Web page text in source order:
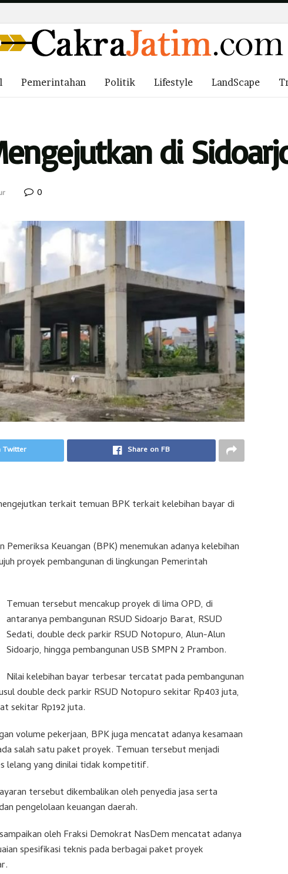
Pemerintahan Politik Lifestyle LandScape
di
0
Twitter Share on FB
terkait temuan BPK terkait kelebihan bayar di
Keuangan (BPK) menemukan adanya kelebihan
proyek pembangunan di lingkungan Pemerintah
Temuan tersebut mencakup proyek di lima OPD, di
antaranya pembangunan RSUD Sidoarjo Barat, RSUD
Sedati, double deck parkir RSUD Notopuro, Alun-Alun
Sidoarjo, hingga pembangunan USB SMPN 2 Prambon.
Nilai kelebihan bayar terbesar tercatat pada pembangunan
double deck parkir RSUD Notopuro sekitar Rp403 juta,
sekitar Rp192 juta.
volume pekerjaan, BPK juga mencatat adanya kesamaan
salah satu paket proyek. Temuan tersebut menjadi
lelang yang dinilai tidak kompetitif.
tersebut dikembalikan oleh penyedia jasa serta
pengelolaan keuangan daerah.
oleh Fraksi Demokrat NasDem mencatat adanya
spesifikasi teknis pada berbagai paket proyek